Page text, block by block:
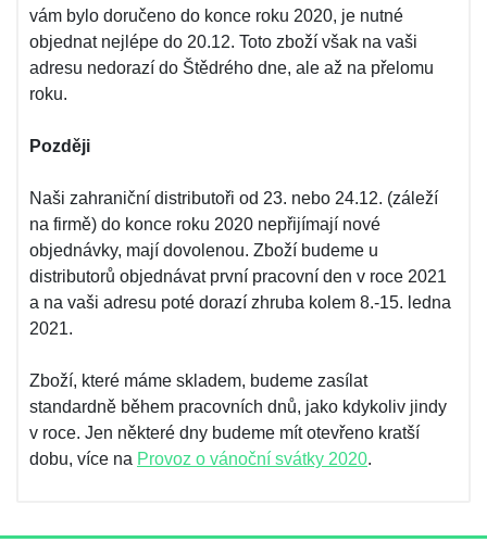
vám bylo doručeno do konce roku 2020, je nutné
objednat nejlépe do 20.12. Toto zboží však na vaši
adresu nedorazí do Štědrého dne, ale až na přelomu
roku.
Později
Naši zahraniční distributoři od 23. nebo 24.12. (záleží
na firmě) do konce roku 2020 nepřijímají nové
objednávky, mají dovolenou. Zboží budeme u
distributorů objednávat první pracovní den v roce 2021
a na vaši adresu poté dorazí zhruba kolem 8.-15. ledna
2021.
Zboží, které máme skladem, budeme zasílat
standardně během pracovních dnů, jako kdykoliv jindy
v roce. Jen některé dny budeme mít otevřeno kratší
dobu, více na Provoz o vánoční svátky 2020.